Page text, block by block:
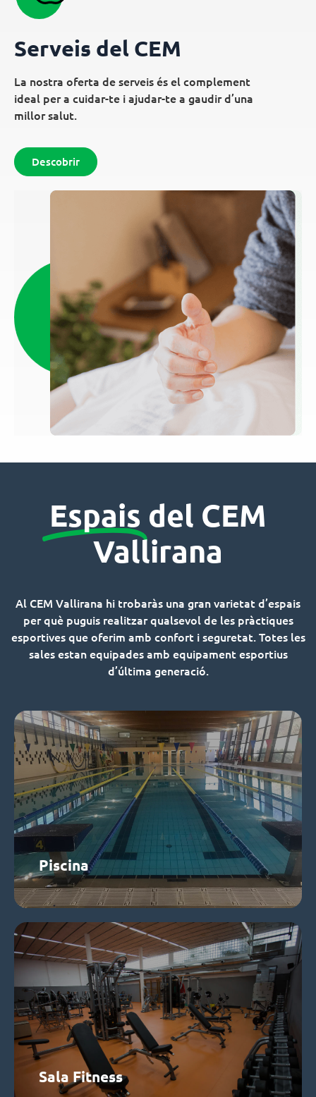
Serveis del CEM
La nostra oferta de serveis és el complement
ideal per a cuidar-te i ajudar-te a gaudir d’una
millor salut.
Descobrir
Espais del CEM
Vallirana
Al CEM Vallirana hi trobaràs una gran varietat d’espais
per què puguis realitzar qualsevol de les pràctiques
esportives que oferim amb confort i seguretat. Totes les
sales estan equipades amb equipament esportius
d’última generació.
Piscina
Pisicina
Piscina gran: 20m i 6 carrils
Piscina petita
Saber més
Sala Fitness
Sala de Fitness
Maquinària cardiovascular com; cintes,, el·líptiques,
bicicletes, rems. Zona de maquinària guiada i zona de
pes lliure.
Saber més